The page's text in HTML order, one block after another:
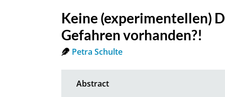
Keine (experimentellen)
Gefahren vorhanden?!
Petra Schulte